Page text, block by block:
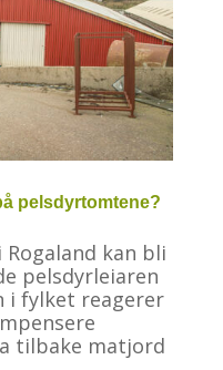
pelsdyrtomtene?
kan bli
pelsdyrleiaren
i fylket reagerer
tilbake matjord